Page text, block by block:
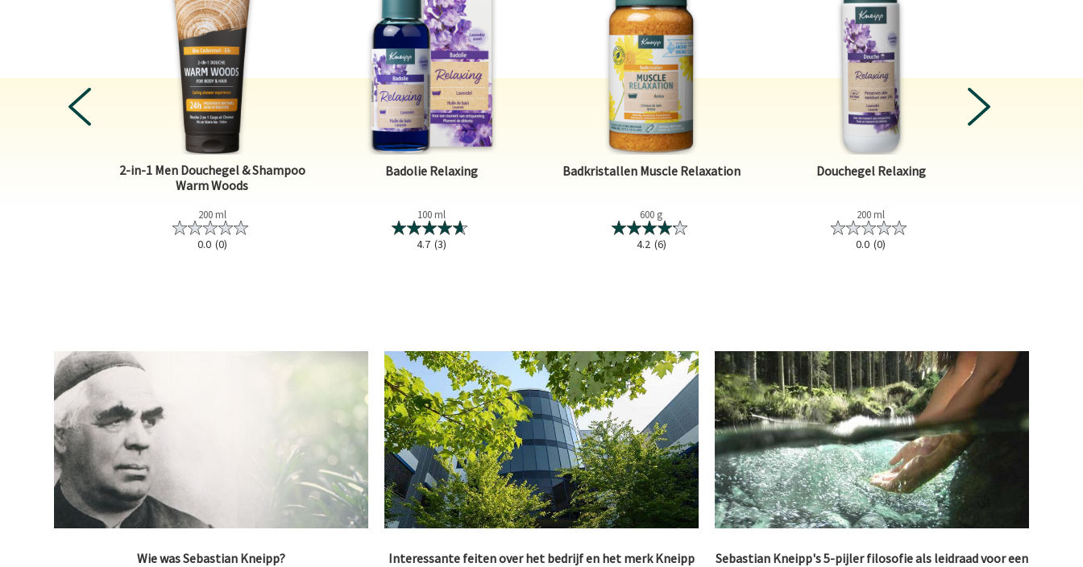
2-in-1 Men Douchegel & Shampoo
Warm Woods
200 ml
0.0 (0)
Badolie Relaxing
100 ml
4.7 (3)
Badkristallen Muscle Relaxation
600 g
4.2 (6)
Douchegel Relaxing
200 ml
0.0 (0)
PREVIOUS NEXT
Wie was Sebastian Kneipp?
Interessante feiten over het bedrijf en het merk Kneipp
Sebastian Kneipp's 5-pijler filosofie als leidraad voor een